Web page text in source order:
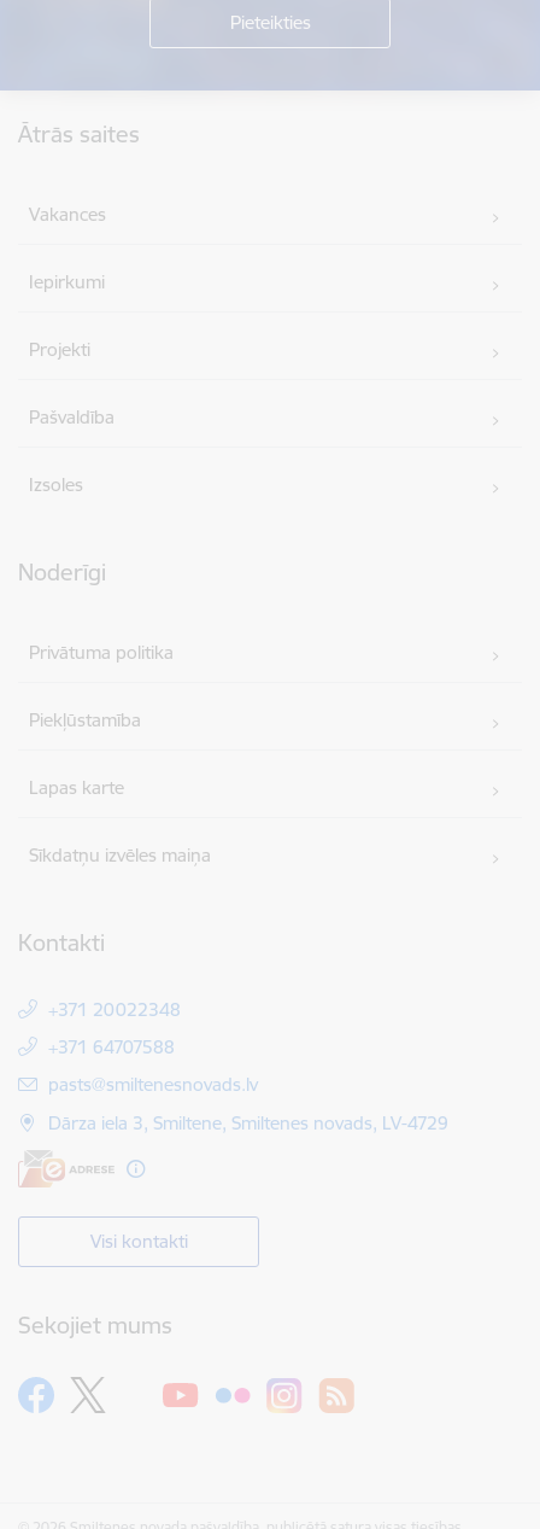
Ātrās saites
Vakances
Iepirkumi
Projekti
Pašvaldība
Izsoles
Noderīgi
Privātuma politika
Piekļūstamība
Lapas karte
Sīkdatņu izvēles maiņa
Kontakti
+371 20022348
+371 64707588
E-pasts:
pasts@smiltenesnovads.lv
Dārza iela 3, Smiltene, Smiltenes novads, LV-4729
Visi kontakti
Sekojiet mums